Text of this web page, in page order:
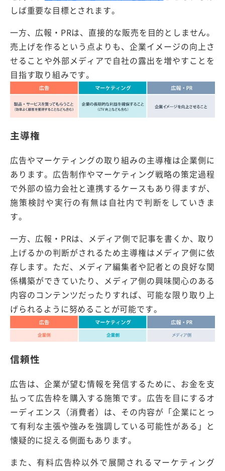
しば重要な目標とされます。
一方、広報・PRは、直接的な販売を目的としません。
売上げを作るという点よりも、企業イメージの向上さ
せることや外部メディアで自社の露出を増やすことを
目指す取り組みです。
主導権
広告やマーケティングの取り組みの主導権は企業側に
あります。広告制作やマーケティング戦略の策定過程
で外部の協力会社と連携するケースもあり得ますが、
施策検討や実行の有無は自社内で判断をしていきま
す。
一方、広報・PRは、メディア側で記事を書くか、取り
上げるかの判断がされるため主導権はメディア側に依
存します。ただ、メディア編集者や記者との良好な関
係構築ができていたり、メディア側の興味関心のある
内容のコンテンツだったりすれば、可能な限り取り上
げられるように努めることが可能です。
信頼性
広告は、企業が望む情報を発信するために、お金を支
払って広告枠を購入する施策です。広告を目にするオ
ーディエンス（消費者）は、その内容が「企業にとっ
て有利な主張や強みを強調している可能性がある」と
懐疑的に捉える側面もあります。
また、有料広告枠以外で展開されるマーケティング